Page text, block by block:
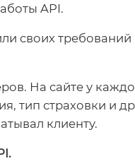
API.
своих
На сайте у
тип страховки и
клиенту.
на обработку своих